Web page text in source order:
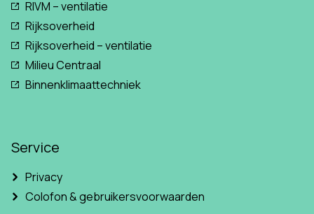
RIVM – ventilatie
Rijksoverheid
Rijksoverheid – ventilatie
Milieu Centraal
Binnenklimaattechniek
Service
Privacy
Colofon & gebruikersvoorwaarden